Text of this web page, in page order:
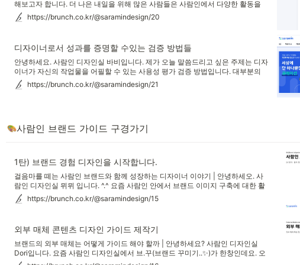
해보고자 합니다. 더 나은 내일을 위해 많은 사람들은 사람인에서 다양한 활동을
합니다. 공고 검색을 하고, 내 이력서를 다듬고 입사 지원을 하며 MY홈에서 내 활
동을 확인합니다. 사람인 MY홈은 나의 여러 활동들을 확인하고 저장할 수 있는 나
https://brunch.co.kr/@saramindesign/20
디자이너로서 성과를 증명할 수있는 검증 방법들
안녕하세요. 사람인 디자인실 바비입니다. 제가 오늘 말씀드리고 싶은 주제는 디자
이너가 자신의 작업물을 어필할 수 있는 사용성 평가 검증 방법입니다. 대부분의
디자이너분들은 서비스를 개편 후 결과물에 대한 성과는 기획팀에서 제공해주거
나 또는 GA를 통한 데이터로 "런칭 전 대비 서비스 SV(방문자수) 91.8% 증가하였
https://brunch.co.kr/@saramindesign/21
사람인 브랜드 가이드 구경가기
1탄) 브랜드 경험 디자인을 시작합니다.
걸음마를 떼는 사람인 브랜드와 함께 성장하는 디자이너 이야기 | 안녕하세오. 사
람인 디자인실 뮈뮈 입니다. ^.^ 요즘 사람인 안에서 브랜드 이미지 구축에 대한 활
동을 하고 있습니다. 이곳 브런치에서는 디자인실 이야기만 담고 있지만, 유관부서
에서도 다양한 캠페인과 프로젝트들을 진행하고 있어요. 디자인실에서는 그 이미
https://brunch.co.kr/@saramindesign/15
외부 매체 콘텐츠 디자인 가이드 제작기
브랜드의 외부 매체는 어떻게 가이드 해야 할까 | 안녕하세요? 사람인 디자인실
Dori입니다. 요즘 사람인 디자인실에서 브.꾸(브랜드 꾸미기..✨)가 한창인데요. 오
늘은 사람인의 외부 매체 디자인 가이드를 소개해 드릴 거예요. 외부 매체는 사람